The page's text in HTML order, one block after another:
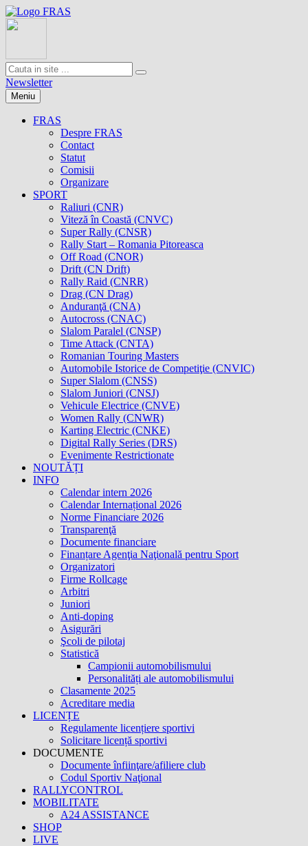
Newsletter
Meniu
FRAS
Despre FRAS
Contact
Statut
Comisii
Organizare
SPORT
Raliuri (CNR)
Viteză în Coastă (CNVC)
Super Rally (CNSR)
Rally Start – Romania Pitoreasca
Off Road (CNOR)
Drift (CN Drift)
Rally Raid (CNRR)
Drag (CN Drag)
Anduranţă (CNA)
Autocross (CNAC)
Slalom Paralel (CNSP)
Time Attack (CNTA)
Romanian Touring Masters
Automobile Istorice de Competiţie (CNVIC)
Super Slalom (CNSS)
Slalom Juniori (CNSJ)
Vehicule Electrice (CNVE)
Women Rally (CNWR)
Karting Electric (CNKE)
Digital Rally Series (DRS)
Evenimente Restrictionate
NOUTĂȚI
INFO
Calendar intern 2026
Calendar Internațional 2026
Norme Financiare 2026
Transparenţă
Documente financiare
Finanțare Agenţia Naţională pentru Sport
Organizatori
Firme Rollcage
Arbitri
Juniori
Anti-doping
Asigurări
Şcoli de pilotaj
Statistică
Campionii automobilismului
Personalități ale automobilismului
Clasamente 2025
Acreditare media
LICENȚE
Regulamente licențiere sportivi
Solicitare licență sportivi
DOCUMENTE
Documente înfiinţare/afiliere club
Codul Sportiv Naţional
RALLYCONTROL
MOBILITATE
A24 ASSISTANCE
SHOP
LIVE